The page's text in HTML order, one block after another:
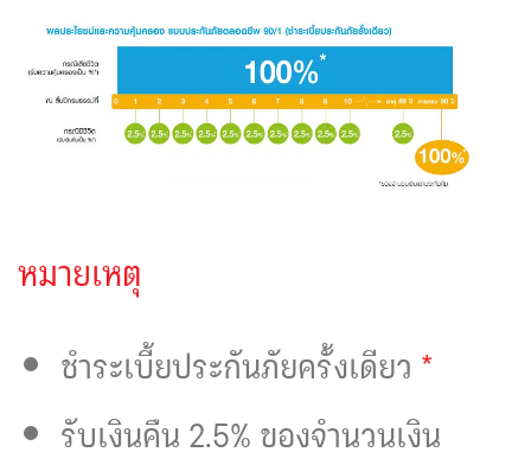
หมายเหตุ
ชำระเบี้ยประกันภัยครั้งเดียว *
รับเงินคืน 2.5% ของจำนวนเงิน